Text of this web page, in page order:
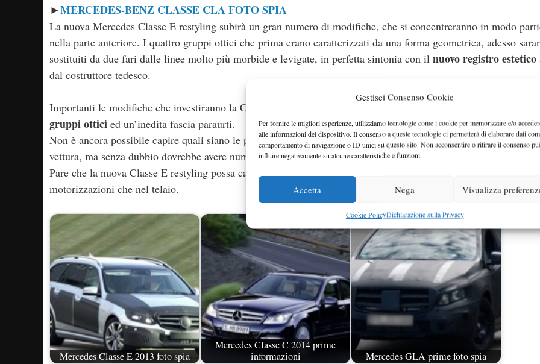
Gestisci Consenso Cookie
Per fornire le migliori esperienze, utilizziamo tecnologie come i cookie per memorizzare e/o
alle informazioni del dispositivo. Il consenso a queste tecnologie ci permetterà di elaborare dati
comportamento di navigazione o ID unici su questo sito. Non acconsentire o ritirare il consenso
influire negativamente su alcune caratteristiche e funzioni.
Accetta Nega Visualizza
Cookie PolicyDichiarazione sulla Privacy
►MERCEDES-BENZ CLASSE CLA FOTO SPIA
La nuova Mercedes Classe E restyling subirà un gran numero di modifiche, che si concentreranno in modo
nella parte anteriore. I quattro gruppi ottici che prima erano caratterizzati da una forma geometrica, adesso
sostituiti da due fari dalle linee molto più morbide e levigate, in perfetta sintonia con il nuovo registro estetico
dal costruttore tedesco.
Importanti le modifiche che investiranno la Classe E restyling anche nella parte posteriore, con la presenza di
gruppi ottici ed un’inedita fascia paraurti.
Non è ancora possibile capire quali siano le principali novità che, al contrario, riguardano l’abitacolo della
vettura, ma senza dubbio dovrebbe avere numerosi punti in comune con la nuova generazione della
Mercedes
Pare che la nuova Classe E restyling possa cambiare qualcosa anche a livello meccanico, sia nella gamma di
motorizzazioni che nel telaio.
Mercedes Classe E 2013 foto spia
Mercedes Classe C 2014 prime
informazioni
Mercedes GLA prime foto spia